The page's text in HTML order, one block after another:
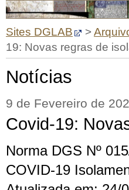
Sites DGLAB >
19: Novas regras de
Notícias
9 de Fevereiro de
Covid-19:
Norma DGS Nº
COVID-19